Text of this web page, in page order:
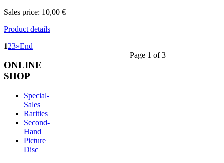
Sales price: 10,00 €
Product details
123»End
Page 1 of 3
ONLINE
SHOP
Special-
Sales
Rarities
Second-
Hand
Picture
Disc